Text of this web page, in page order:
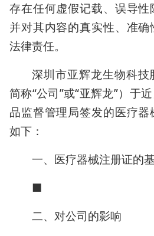
存在任何虚假记载、误导性
并对其内容的真实性、准
法律责任。
深圳市亚辉龙生物科
简称“公司”或“亚辉龙”）于
品监督管理局签发的医疗
如下：
一、医疗器械注册证的
■
二、对公司的影响